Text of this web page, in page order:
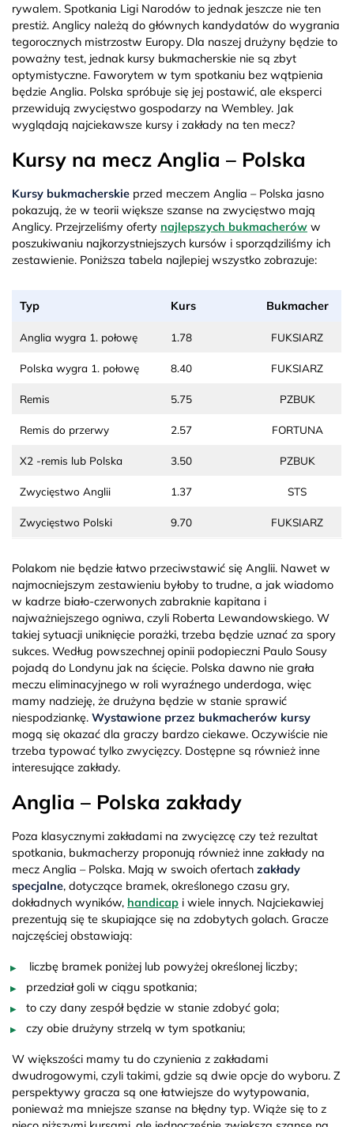
rywalem. Spotkania Ligi Narodów to jednak jeszcze nie ten
prestiż. Anglicy należą do głównych kandydatów do wygrania
tegorocznych mistrzostw Europy. Dla naszej drużyny będzie to
poważny test, jednak kursy bukmacherskie nie są zbyt
optymistyczne. Faworytem w tym spotkaniu bez wątpienia
będzie Anglia. Polska spróbuje się jej postawić, ale eksperci
przewidują zwycięstwo gospodarzy na Wembley. Jak
wyglądają najciekawsze kursy i zakłady na ten mecz?
Kursy na mecz Anglia – Polska
Kursy bukmacherskie przed meczem Anglia – Polska jasno
pokazują, że w teorii większe szanse na zwycięstwo mają
Anglicy. Przejrzeliśmy oferty najlepszych bukmacherów w
poszukiwaniu najkorzystniejszych kursów i sporządziliśmy ich
zestawienie. Poniższa tabela najlepiej wszystko zobrazuje:
Typ Kurs Bukmacher
Anglia wygra 1. połowę 1.78 FUKSIARZ
Polska wygra 1. połowę 8.40 FUKSIARZ
Remis 5.75 PZBUK
Remis do przerwy 2.57 FORTUNA
X2 -remis lub Polska 3.50 PZBUK
Zwycięstwo Anglii 1.37 STS
Zwycięstwo Polski 9.70 FUKSIARZ
Polakom nie będzie łatwo przeciwstawić się Anglii. Nawet w
najmocniejszym zestawieniu byłoby to trudne, a jak wiadomo
w kadrze biało-czerwonych zabraknie kapitana i
najważniejszego ogniwa, czyli Roberta Lewandowskiego. W
takiej sytuacji uniknięcie porażki, trzeba będzie uznać za spory
sukces. Według powszechnej opinii podopieczni Paulo Sousy
pojadą do Londynu jak na ścięcie. Polska dawno nie grała
meczu eliminacyjnego w roli wyraźnego underdoga, więc
mamy nadzieję, że drużyna będzie w stanie sprawić
niespodziankę. Wystawione przez bukmacherów kursy
mogą się okazać dla graczy bardzo ciekawe. Oczywiście nie
trzeba typować tylko zwycięzcy. Dostępne są również inne
interesujące zakłady.
Anglia – Polska zakłady
Poza klasycznymi zakładami na zwycięzcę czy też rezultat
spotkania, bukmacherzy proponują również inne zakłady na
mecz Anglia – Polska. Mają w swoich ofertach zakłady
specjalne, dotyczące bramek, określonego czasu gry,
dokładnych wyników, handicap i wiele innych. Najciekawiej
prezentują się te skupiające się na zdobytych golach. Gracze
najczęściej obstawiają:
liczbę bramek poniżej lub powyżej określonej liczby;
przedział goli w ciągu spotkania;
to czy dany zespół będzie w stanie zdobyć gola;
czy obie drużyny strzelą w tym spotkaniu;
W większości mamy tu do czynienia z zakładami
dwudrogowymi, czyli takimi, gdzie są dwie opcje do wyboru. Z
perspektywy gracza są one łatwiejsze do wytypowania,
ponieważ ma mniejsze szanse na błędny typ. Wiąże się to z